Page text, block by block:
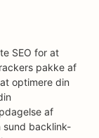
SEO for at
pakke af
optimere din
af
sund backlink-